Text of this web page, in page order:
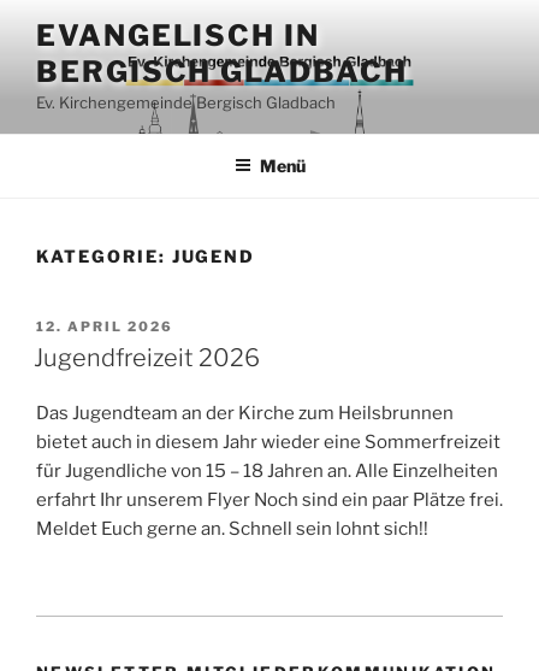
Inhalt
springen
EVANGELISCH IN
BERGISCH GLADBACH
Ev. Kirchengemeinde Bergisch Gladbach
Menü
KATEGORIE: JUGEND
VERÖFFENTLICHT
AM
12. APRIL 2026
Jugendfreizeit 2026
Das Jugendteam an der Kirche zum Heilsbrunnen
bietet auch in diesem Jahr wieder eine Sommerfreizeit
für Jugendliche von 15 – 18 Jahren an. Alle Einzelheiten
erfahrt Ihr unserem Flyer Noch sind ein paar Plätze frei.
Meldet Euch gerne an. Schnell sein lohnt sich!!